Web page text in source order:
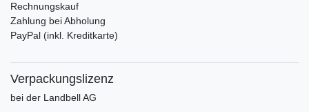
Rechnungskauf
Zahlung bei Abholung
PayPal (inkl. Kreditkarte)
Verpackungslizenz
bei der Landbell AG